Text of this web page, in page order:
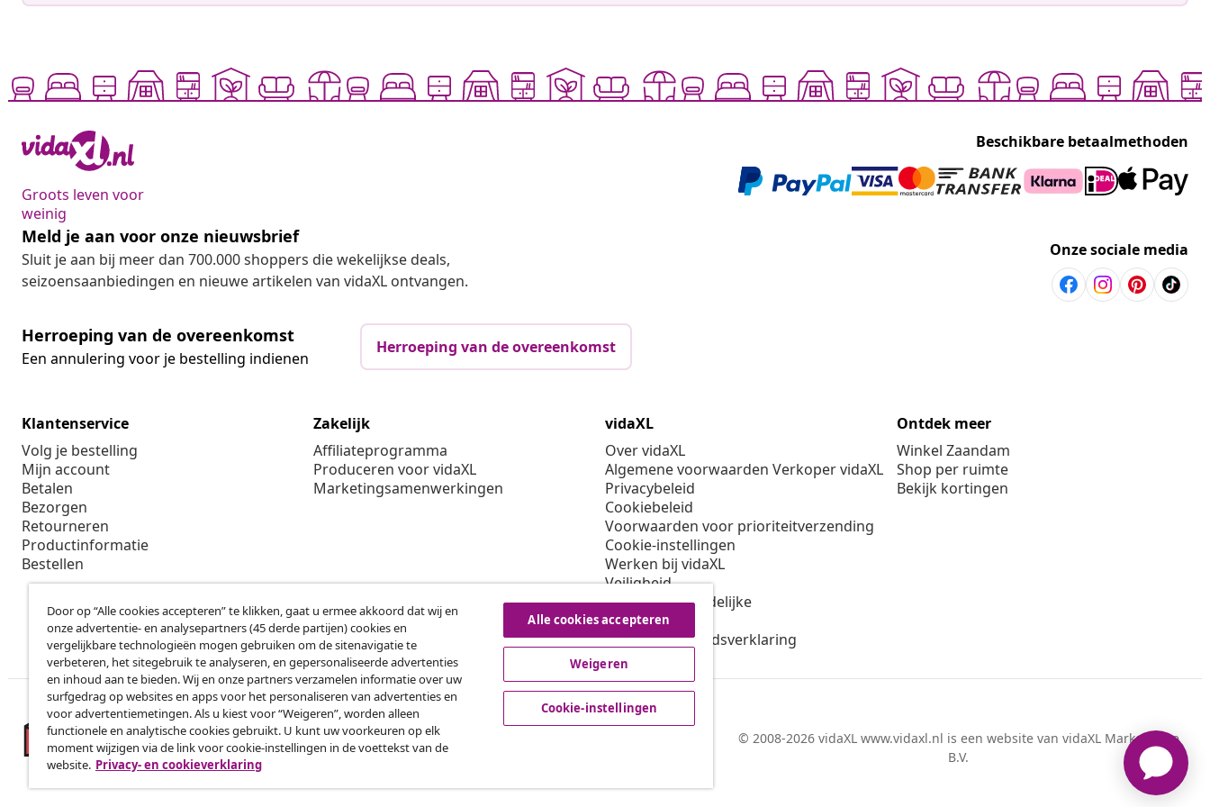
Groots leven voor
weinig
Beschikbare betaalmethoden
Meld je aan voor onze nieuwsbrief
Sluit je aan bij meer dan 700.000 shoppers die wekelijkse deals,
seizoensaanbiedingen en nieuwe artikelen van vidaXL ontvangen.
Onze sociale media
Herroeping van de overeenkomst
Een annulering voor je bestelling indienen
Herroeping van de overeenkomst
Klantenservice
Volg je bestelling
Mijn account
Betalen
Bezorgen
Retourneren
Productinformatie
Bestellen
Zakelijk
Affiliateprogramma
Produceren voor vidaXL
Marketingsamenwerkingen
vidaXL
Over vidaXL
Algemene voorwaarden Verkoper vidaXL
Privacybeleid
Cookiebeleid
Voorwaarden voor prioriteitverzending
Cookie-instellingen
Werken bij vidaXL
Veiligheid
EU verantwoordelijke
Beleid voor EPR
Toegankelijkheidsverklaring
Ontdek meer
Winkel Zaandam
Shop per ruimte
Bekijk kortingen
© 2008-2026 vidaXL www.vidaxl.nl is een website van vidaXL Marketplace
B.V.
Door op “Alle cookies accepteren” te klikken, gaat u ermee akkoord dat wij en
onze advertentie- en analysepartners (45 derde partijen) cookies en
vergelijkbare technologieën mogen gebruiken om de sitenavigatie te
verbeteren, het sitegebruik te analyseren, en gepersonaliseerde advertenties
en inhoud aan te bieden. Wij en onze partners verzamelen informatie over uw
surfgedrag op websites en apps voor het personaliseren van advertenties en
voor advertentiemetingen. Als u kiest voor “Weigeren”, worden alleen
functionele en analytische cookies gebruikt. U kunt uw voorkeuren op elk
moment wijzigen via de link voor cookie-instellingen in de voettekst van de
website. Privacy- en cookieverklaring
Alle cookies accepteren
Weigeren
Cookie-instellingen